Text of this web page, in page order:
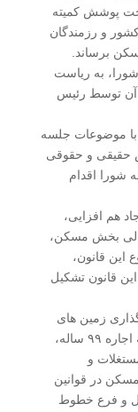
پوشش کمیته
و رزمندگان
برساند.
شورا، به ریاست
آن توسط رئیس
با موضوعات جلسه
حقیقی و حقوقی
اقدام
هم افزایی،
بخش مسکن،
این قانون،
قانون تشکیل
زمین های
موضوع این قانون و منابع وصولی مربوط به اجاره ۹۹ ساله،
و
در قوانین
و فرع خطوط